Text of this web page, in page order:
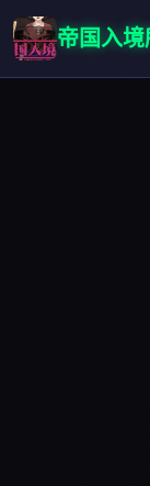
帝国入